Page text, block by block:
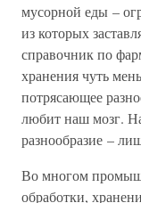
мусорной еды –
из которых
справочник по
хранения чуть
потрясающее
любит наш мозг.
разнообразие –
Во многом
обработки,